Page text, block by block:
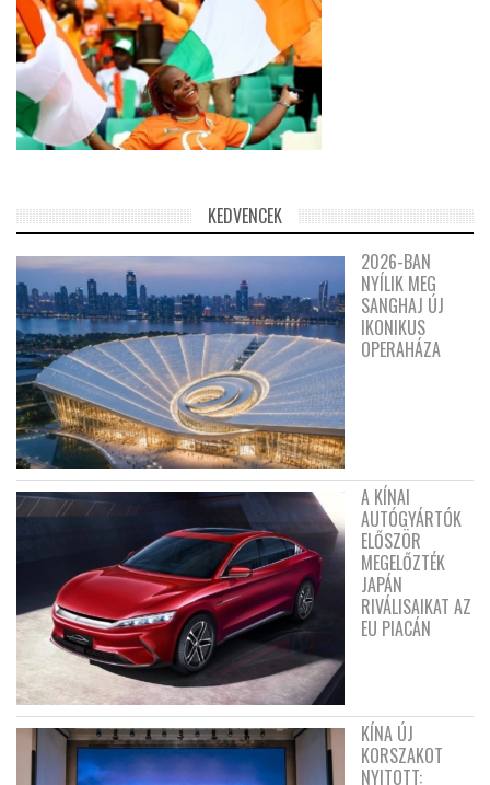
KEDVENCEK
2026-BAN
NYÍLIK MEG
SANGHAJ ÚJ
IKONIKUS
OPERAHÁZA
A KÍNAI
AUTÓGYÁRTÓK
ELŐSZÖR
MEGELŐZTÉK
JAPÁN
RIVÁLISAIKAT AZ
EU PIACÁN
KÍNA ÚJ
KORSZAKOT
NYITOTT: